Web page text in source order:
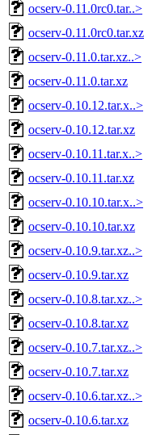
ocserv-0.11.0rc0.tar..>
ocserv-0.11.0rc0.tar.xz
ocserv-0.11.0.tar.xz..>
ocserv-0.11.0.tar.xz
ocserv-0.10.12.tar.x..>
ocserv-0.10.12.tar.xz
ocserv-0.10.11.tar.x..>
ocserv-0.10.11.tar.xz
ocserv-0.10.10.tar.x..>
ocserv-0.10.10.tar.xz
ocserv-0.10.9.tar.xz..>
ocserv-0.10.9.tar.xz
ocserv-0.10.8.tar.xz..>
ocserv-0.10.8.tar.xz
ocserv-0.10.7.tar.xz..>
ocserv-0.10.7.tar.xz
ocserv-0.10.6.tar.xz..>
ocserv-0.10.6.tar.xz